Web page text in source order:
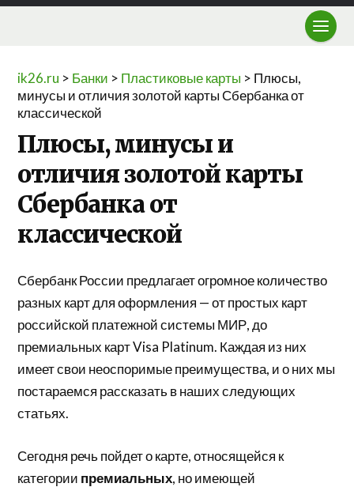
ik26.ru > Банки > Пластиковые карты > Плюсы,
минусы и отличия золотой карты Сбербанка от
классической
Плюсы, минусы и
отличия золотой карты
Сбербанка от
классической
Сбербанк России предлагает огромное количество
разных карт для оформления — от простых карт
российской платежной системы МИР, до
премиальных карт Visa Platinum. Каждая из них
имеет свои неоспоримые преимущества, и о них мы
постараемся рассказать в наших следующих
статьях.
Сегодня речь пойдет о карте, относящейся к
категории премиальных, но имеющей